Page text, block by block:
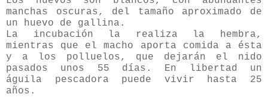
manchas oscuras, del tamaño aproximado de
un huevo de gallina.
La incubación la realiza la hembra,
mientras que el macho aporta comida a ésta
y a los polluelos, que dejarán el nido
pasados unos 55 días. En libertad un
águila pescadora puede vivir hasta 25
años.